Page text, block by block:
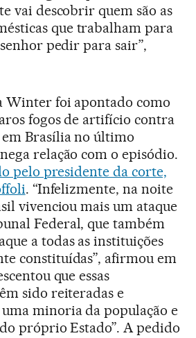
vai descobrir quem são as
que trabalham para
pedir para sair”,
Winter foi apontado como
fogos de artifício contra
Brasília no último
relação com o episódio.
pelo presidente da corte,
. “Infelizmente, na noite
vivenciou mais um ataque
Federal, que também
a todas as instituições
constituídas”, afirmou em
que essas
sido reiteradas e
minoria da população e
próprio Estado”. A pedido